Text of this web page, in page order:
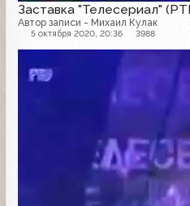
Заставка "Телесериал"
Автор записи - Михаил Кулак
5 октября 2020, 20:36 3988